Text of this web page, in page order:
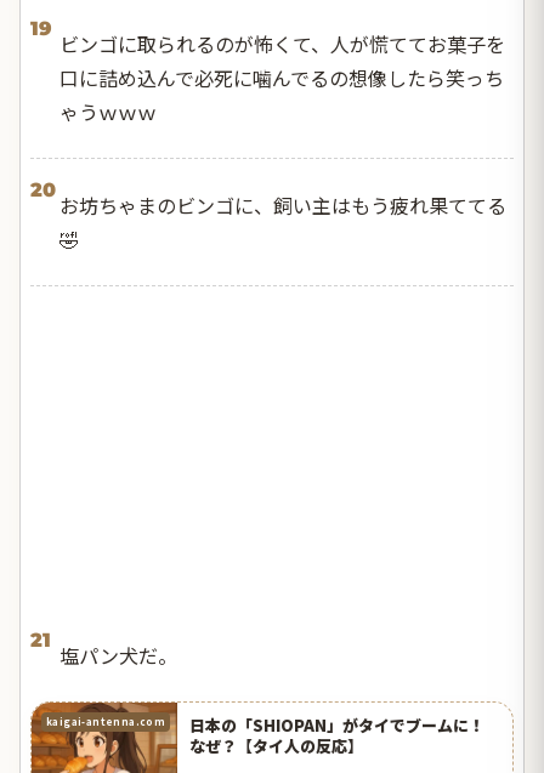
19
ビンゴに取られるのが怖くて、人が慌ててお菓子を
口に詰め込んで必死に噛んでるの想像したら笑っち
ゃうｗｗｗ
20
お坊ちゃまのビンゴに、飼い主はもう疲れ果ててる
🤣
21
塩パン犬だ。
kaigai-antenna.com
日本の「SHIOPAN」がタイでブームに！
なぜ？【タイ人の反応】